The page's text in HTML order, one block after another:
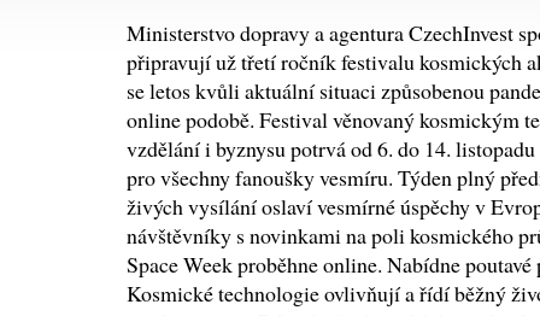
Ministerstvo dopravy a agentura CzechInvest
připravují už třetí ročník festivalu kosmických
se letos kvůli aktuální situaci způsobenou
online podobě. Festival věnovaný kosmickým
vzdělání i byznysu potrvá od 6. do 14.
pro všechny fanoušky vesmíru. Týden plný
živých vysílání oslaví vesmírné úspěchy v
návštěvníky s novinkami na poli kosmického
Space Week proběhne online. Nabídne
Kosmické technologie ovlivňují a řídí běžný